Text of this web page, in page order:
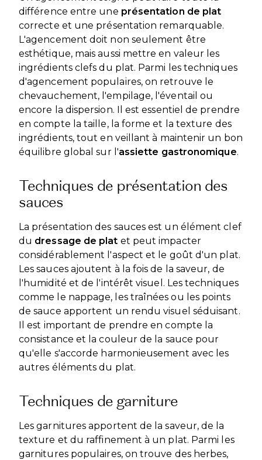
différence entre une présentation de plat
correcte et une présentation remarquable.
L'agencement doit non seulement être
esthétique, mais aussi mettre en valeur les
ingrédients clefs du plat. Parmi les techniques
d'agencement populaires, on retrouve le
chevauchement, l'empilage, l'éventail ou
encore la dispersion. Il est essentiel de prendre
en compte la taille, la forme et la texture des
ingrédients, tout en veillant à maintenir un bon
équilibre global sur l'assiette gastronomique.
Techniques de présentation des
sauces
La présentation des sauces est un élément clef
du dressage de plat et peut impacter
considérablement l'aspect et le goût d'un plat.
Les sauces ajoutent à la fois de la saveur, de
l'humidité et de l'intérêt visuel. Les techniques
comme le nappage, les traînées ou les points
de sauce apportent un rendu visuel séduisant.
Il est important de prendre en compte la
consistance et la couleur de la sauce pour
qu'elle s'accorde harmonieusement avec les
autres éléments du plat.
Techniques de garniture
Les garnitures apportent de la saveur, de la
texture et du raffinement à un plat. Parmi les
garnitures populaires, on trouve des herbes,